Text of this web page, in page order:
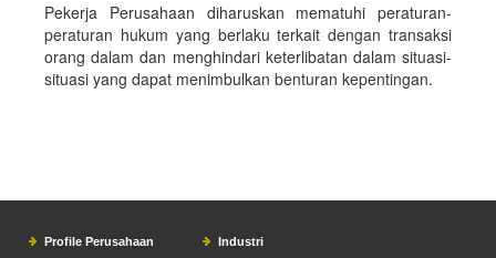
Pekerja Perusahaan diharuskan mematuhi peraturan-
peraturan hukum yang berlaku terkait dengan transaksi
orang dalam dan menghindari keterlibatan dalam situasi-
situasi yang dapat menimbulkan benturan kepentingan.
Profile Perusahaan
Industri